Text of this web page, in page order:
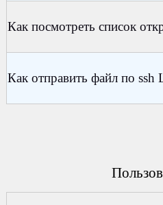
Как посмотреть список
Как отправить файл по ssh